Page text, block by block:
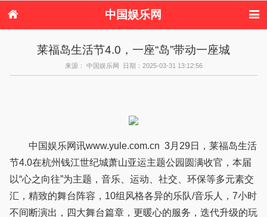
中国娱乐网
港台娱乐
日本娱乐 韩国娱乐
欧美娱乐
音乐新闻 影视新闻
内地明星八卦
莱福岛生活节4.0，一座“岛”带动一座城
来源： 中国娱乐网 日期：2025-03-31 13:12:56
中国娱乐网讯www.yule.com.cn 3月29日，莱福岛生活
节4.0在杭州钱江世纪城萧山亚运主题公园圆满收官，本届
以“心之向往”为主题，音乐、运动、社交、环保等多元素交
汇，精致的舞台阵容，10组风格各异的乐队/音乐人，7小时
不间断演出，四大舞台篇章，更暖心的服务，迭代升级的玩